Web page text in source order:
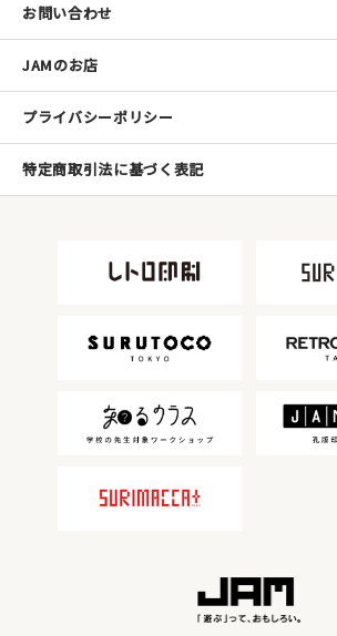
お問い合わせ
JAMのお店
プライバシーポリシー
特定商取引法に基づく表記